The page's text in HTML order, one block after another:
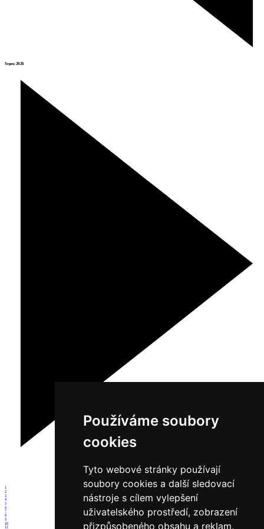
Používáme soubory
cookies
Tyto webové stránky používají
soubory cookies a další sledovací
nástroje s cílem vylepšení
uživatelského prostředí, zobrazení
přizpůsobeného obsahu a reklam,
Srpen 2026
1
2
3
4
5
6
7
8
9
10
11